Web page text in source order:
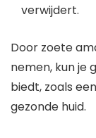
verwijdert.
Door zoete
nemen, kun je
biedt, zoals
gezonde huid.